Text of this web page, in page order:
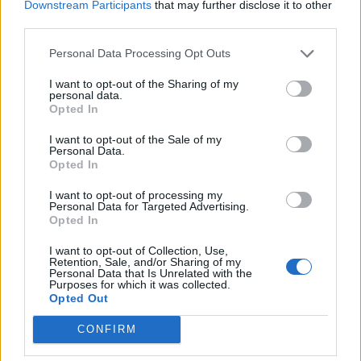
Downstream Participants that may further disclose it to other
Personal Data Processing Opt Outs
I want to opt-out of the Sharing of my
personal data.
Opted In
I want to opt-out of the Sale of my
Personal Data.
Opted In
I want to opt-out of processing my
Personal Data for Targeted Advertising.
Opted In
I want to opt-out of Collection, Use,
Retention, Sale, and/or Sharing of my
Personal Data that Is Unrelated with the
Purposes for which it was collected.
Opted Out
CONFIRM
In evidenza